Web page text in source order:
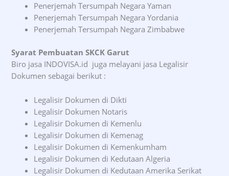
Penerjemah Tersumpah Negara Yaman
Penerjemah Tersumpah Negara Yordania
Penerjemah Tersumpah Negara Zimbabwe
Syarat Pembuatan SKCK Garut
Biro jasa INDOVISA.id juga melayani jasa Legalisir
Dokumen sebagai berikut :
Legalisir Dokumen di Dikti
Legalisir Dokumen Notaris
Legalisir Dokumen di Kemenlu
Legalisir Dokumen di Kemenag
Legalisir Dokumen di Kemenkumham
Legalisir Dokumen di Kedutaan Algeria
Legalisir Dokumen di Kedutaan Amerika Serikat